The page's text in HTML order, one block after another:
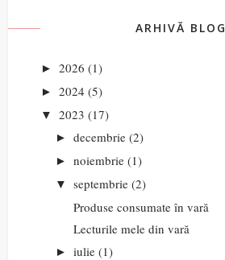
ARHIVĂ BLOG
► 2026 (1)
► 2024 (5)
▼ 2023 (17)
► decembrie (2)
► noiembrie (1)
▼ septembrie (2)
Produse consumate în vară
Lecturile mele din vară
► iulie (1)